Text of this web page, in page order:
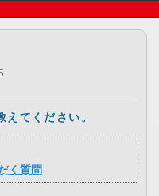
てください。
く質問